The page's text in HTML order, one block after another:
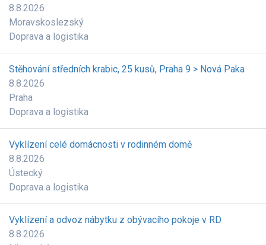
8.8.2026
Moravskoslezský
Doprava a logistika
Stěhování středních krabic, 25 kusů, Praha 9 > Nová Paka
8.8.2026
Praha
Doprava a logistika
Vyklízení celé domácnosti v rodinném domě
8.8.2026
Ústecký
Doprava a logistika
Vyklízení a odvoz nábytku z obývacího pokoje v RD
8.8.2026